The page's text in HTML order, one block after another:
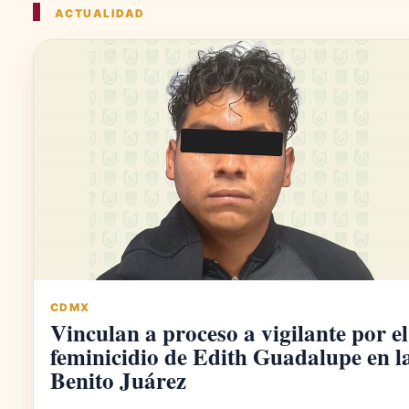
ACTUALIDAD
CDMX
Vinculan a proceso a vigilante por el
feminicidio de Edith Guadalupe en
Benito Juárez